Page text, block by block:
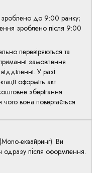
до 9:00 ранку;
зроблено після 9:00
перевіряються та
замовлення
У разі
оформіть акт
зберігання
вона повертається
еквайринг). Ви
одразу після оформлення.